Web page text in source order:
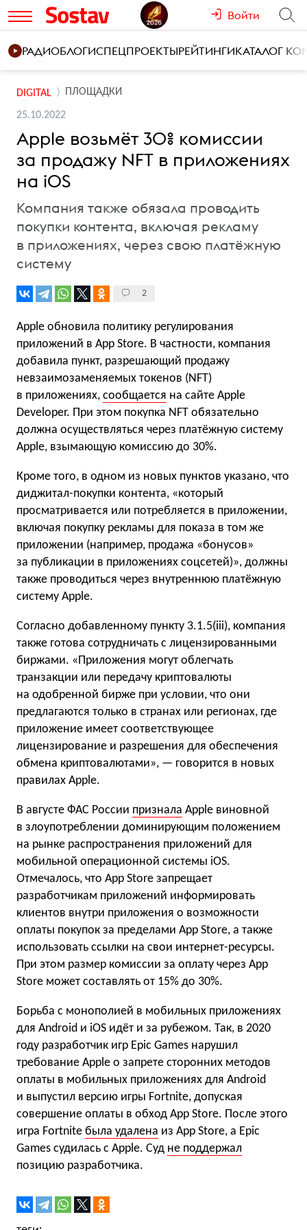
Войти
РАДИОБЛОГИСПЕЦПРОЕКТЫРЕЙТИНГИКАТАЛОГ
DIGITAL ПЛОЩАДКИ
25.10.2022
Apple возьмёт 30% комиссии
за продажу NFT в приложениях
на iOS
Компания также обязала проводить
покупки контента, включая рекламу
в приложениях, через свою платёжную
систему
2
Apple обновила политику регулирования
приложений в App Store. В частности, компания
добавила пункт, разрешающий продажу
невзаимозаменяемых токенов (NFT)
в приложениях, сообщается на сайте Apple
Developer. При этом покупка NFT обязательно
должна осуществляться через платёжную систему
Apple, взымающую комиссию до 30%.
Кроме того, в одном из новых пунктов указано, что
диджитал-покупки контента, «который
просматривается или потребляется в приложении,
включая покупку рекламы для показа в том же
приложении (например, продажа «бонусов»
за публикации в приложениях соцсетей)», должны
также проводиться через внутреннюю платёжную
систему Apple.
Согласно добавленному пункту 3.1.5(iii), компания
также готова сотрудничать с лицензированными
биржами. «Приложения могут облегчать
транзакции или передачу криптовалюты
на одобренной бирже при условии, что они
предлагаются только в странах или регионах, где
приложение имеет соответствующее
лицензирование и разрешения для обеспечения
обмена криптовалютами», — говорится в новых
правилах Apple.
В августе ФАС России признала Apple виновной
в злоупотреблении доминирующим положением
на рынке распространения приложений для
мобильной операционной системы iOS.
Отмечалось, что App Store запрещает
разработчикам приложений информировать
клиентов внутри приложения о возможности
оплаты покупок за пределами App Store, а также
использовать ссылки на свои интернет-ресурсы.
При этом размер комиссии за оплату через App
Store может составлять от 15% до 30%.
Борьба с монополией в мобильных приложениях
для Android и iOS идёт и за рубежом. Так, в 2020
году разработчик игр Epic Games нарушил
требование Apple о запрете сторонних методов
оплаты в мобильных приложениях для Android
и выпустил версию игры Fortnite, допуская
совершение оплаты в обход App Store. После этого
игра Fortnite была удалена из App Store, а Epic
Games судилась с Apple. Суд не поддержал
позицию разработчика.